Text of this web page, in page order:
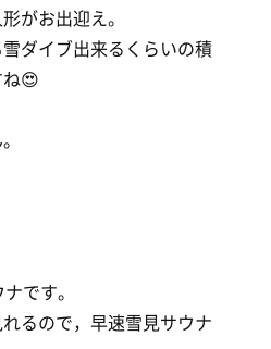
がお出迎え。
ダイブ出来るくらいの積
😍
です。
るので，早速雪見サウナ